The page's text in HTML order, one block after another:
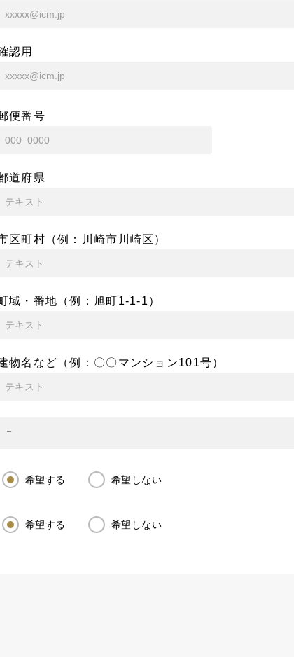
認用
便番号
道府県
区町村（例：川崎市川崎区）
域・番地（例：旭町1-1-1）
物名など（例：〇〇マンション101号）
希望する 希望しない
希望する 希望しない